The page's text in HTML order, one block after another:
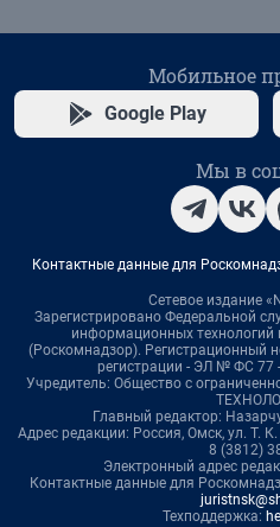
Мобильное
Google Play
Мы в
Контактные данные для
Сетевое издание
Зарегистрировано Федеральной
информационных
(Роскомнадзор). Регистрационный
регистрации - ЭЛ № ФС 77
Учредитель: Общество с
Главный редактор:
Адрес редакции: Россия, Омск, ул. Т.
8 (3812)
Электронный адрес
Контактные данные для
Техподдержка: